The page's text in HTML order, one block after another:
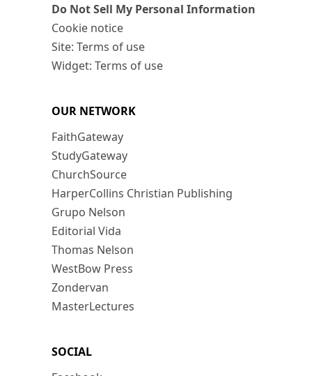
Do Not Sell My Personal Information
Cookie notice
Site: Terms of use
Widget: Terms of use
OUR NETWORK
FaithGateway
StudyGateway
ChurchSource
HarperCollins Christian Publishing
Grupo Nelson
Editorial Vida
Thomas Nelson
WestBow Press
Zondervan
MasterLectures
SOCIAL